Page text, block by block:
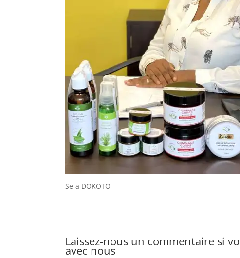
Séfa DOKOTO
Laissez-nous un commentaire si
avec nous